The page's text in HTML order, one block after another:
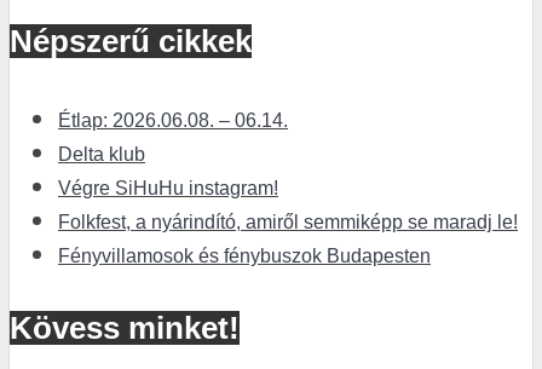
Népszerű cikkek
Étlap: 2026.06.08. – 06.14.
Delta klub
Végre SiHuHu instagram!
Folkfest, a nyárindító, amiről semmiképp se maradj le!
Fényvillamosok és fénybuszok Budapesten
Kövess minket!